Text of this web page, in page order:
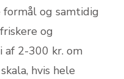
og samtidig
og
2-300 kr. om
hvis hele